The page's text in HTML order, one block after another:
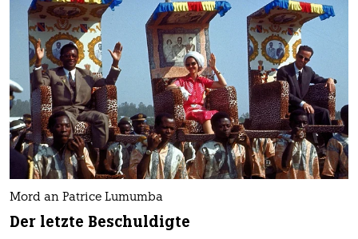
Mord an Patrice Lumumba
Der letzte Beschuldigte